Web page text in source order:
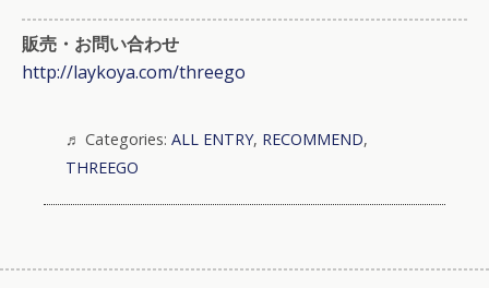
販売・お問い合わせ
http://laykoya.com/threego
Categories: ALL ENTRY, RECOMMEND,
THREEGO